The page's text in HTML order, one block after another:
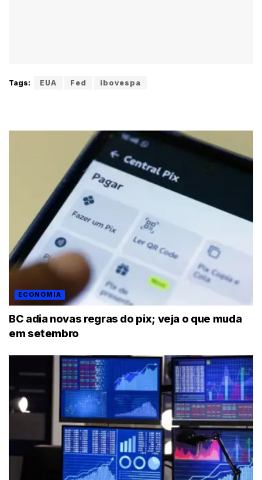
Tags: EUA Fed ibovespa
ECONOMIA
BC adia novas regras do pix; veja o que muda
em setembro